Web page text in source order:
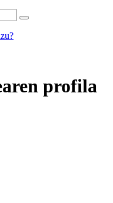
profila